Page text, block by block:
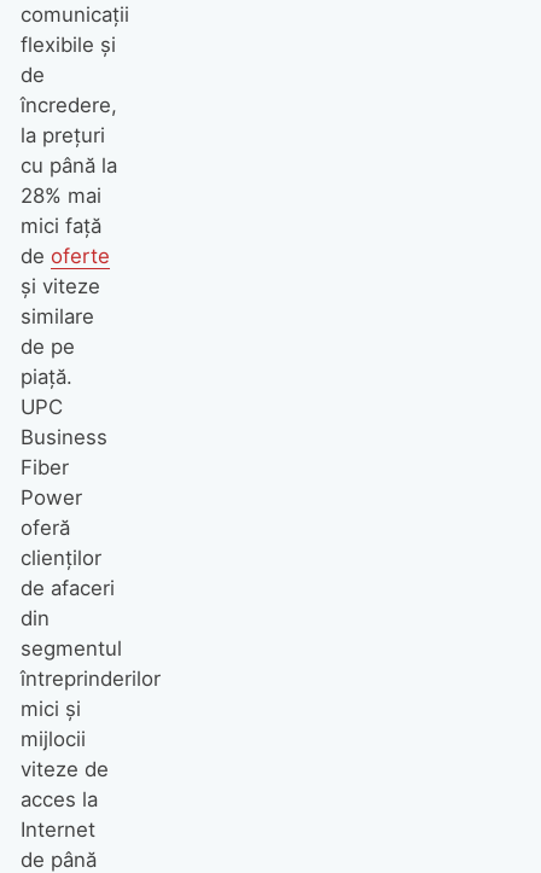
comunicaţii
flexibile şi
de
încredere,
la preţuri
cu până la
28% mai
mici faţă
de oferte
şi viteze
similare
de pe
piaţă.
UPC
Business
Fiber
Power
oferă
clienţilor
de afaceri
din
segmentul
întreprinderilor
mici şi
mijlocii
viteze de
acces la
Internet
de până